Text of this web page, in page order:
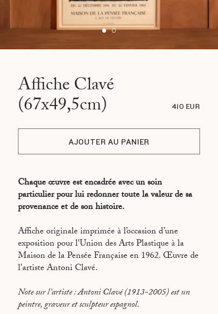
Affiche Clavé
(67x49,5cm) 410 EUR
AJOUTER AU PANIER
Chaque œuvre est encadrée avec un soin
particulier pour lui redonner toute la valeur de sa
provenance et de son histoire.
Affiche originale imprimée à l’occasion d’une
exposition pour l'Union des Arts Plastique à la
Maison de la Pensée Française en 1962. Œuvre de
l'artiste Antoni Clavé.
Note sur l’artiste : Antoni Clavé (1913-2005) est un
peintre, graveur et sculpteur espagnol.